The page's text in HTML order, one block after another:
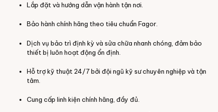
Lắp đặt và hướng dẫn vận hành tận nơi.
Bảo hành chính hãng theo tiêu chuẩn Fagor.
Dịch vụ bảo trì định kỳ và sửa chữa nhanh chóng, đảm bảo
thiết bị luôn hoạt động ổn định.
Hỗ trợ kỹ thuật 24/7 bởi đội ngũ kỹ sư chuyên nghiệp và tận
tâm.
Cung cấp linh kiện chính hãng, đầy đủ.